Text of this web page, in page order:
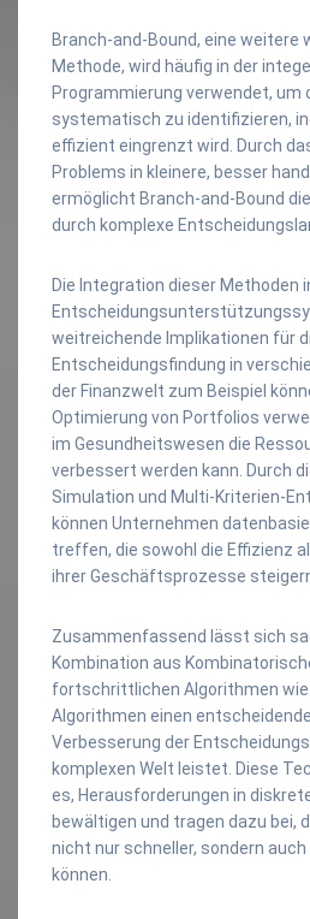
Branch-and-Bound, eine weitere
Methode, wird häufig in der
Programmierung verwendet, um
systematisch zu identifizieren,
effizient eingrenzt wird. Durch
Problems in kleinere, besser
ermöglicht Branch-and-Bound
durch komplexe
Die Integration dieser Methoden
weitreichende Implikationen für
Entscheidungsfindung in
der Finanzwelt zum Beispiel
Optimierung von Portfolios
im Gesundheitswesen die
verbessert werden kann. Durch
Simulation und Multi-Kriterien-
können Unternehmen
treffen, die sowohl die Effizienz
ihrer Geschäftsprozesse
Zusammenfassend lässt sich
Kombination aus
fortschrittlichen Algorithmen
Algorithmen einen
Verbesserung der
komplexen Welt leistet. Diese
es, Herausforderungen in
bewältigen und tragen dazu bei,
nicht nur schneller, sondern
können.